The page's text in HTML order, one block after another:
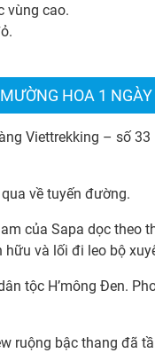
vùng cao.
HOA 1 NGÀY
Viettrekking – số 33
về tuyến đường.
của Sapa dọc theo
và lối đi leo bộ
tộc H’mông Đen.
ruộng bậc thang đã